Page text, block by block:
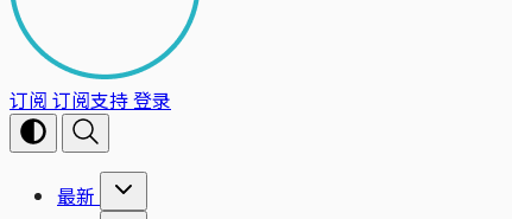
订阅 订阅支持登录
最新